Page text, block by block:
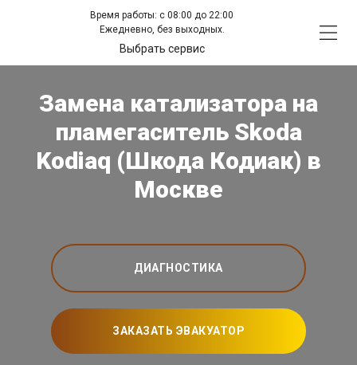
Время работы: с 08:00 до 22:00
Ежедневно, без выходных.
Выбрать сервис
Замена катализатора на
пламегаситель Skoda
Kodiaq (Шкода Кодиак) в
Москве
ДИАГНОСТИКА
ЗАКАЗАТЬ ЭВАКУАТОР